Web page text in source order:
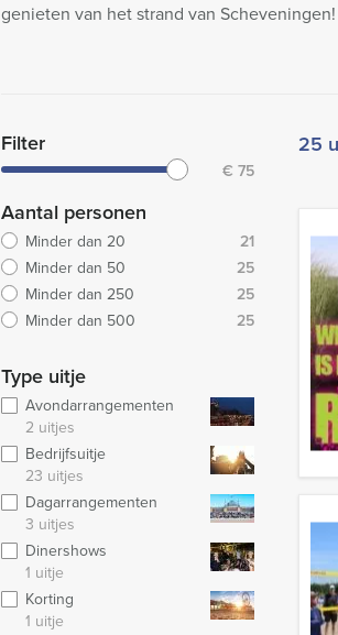
genieten van het strand van
Filter
€ 75
Aantal personen
Minder dan 20
21
Minder dan 50
25
Minder dan 250
25
Minder dan 500
25
Type uitje
Avondarrangementen
2 uitjes
Bedrijfsuitje
23 uitjes
Dagarrangementen
3 uitjes
Dinershows
1 uitje
Korting
1 uitje
25